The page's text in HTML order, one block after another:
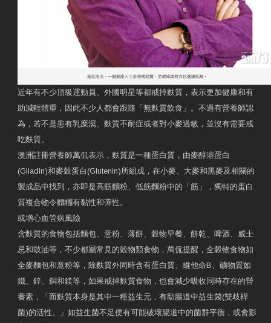
近年有不少頂級運動員、外國明星等都戒掉麩質，表示更加健康和有
助減輕體重，因此不少人都會跟隨「無麩質飲食」。不過有營養師認
為，若不是患有乳糜瀉、麩質不耐症或者對小麥過敏，並沒有需要戒
吃麩質。
澳洲註冊營養師萬侃表示，麩質是一種蛋白質，由麥醇溶蛋白
(Gliadin)和麥穀蛋白(Glutenin)所組成，在小麥、大麥和黑麥及相關的
製成品中找到，亦即是高筋麵粉、低筋麵粉中的「筋」，獨特的蛋白
質複合物令麵糰有黏性和彈性。
或增心血管病風險
含麩質的食物包括麵包、意粉、薄餅、穀物早餐、餅乾、啤酒、威士
忌和豉油等，不少都屬常見的穀物類食物，萬侃提醒，全穀物食物如
全麥麵包和意粉等，除麩質外同時含有蛋白質、維他命B、礦物質如
鐵、鋅、銅和鎂等，如果戒掉麩質食物，也會減少吸收同時存在的營
養素，「而麩質本身是其中一種益生元，有助腸道中益生菌(雙歧桿
菌)的活性。」如益生菌不足便有可能破壞腸道中的菌群平衡，或會影